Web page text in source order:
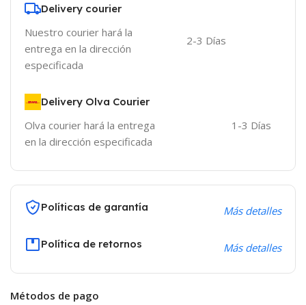
Delivery courier
Nuestro courier hará la
entrega en la dirección
especificada
2-3 Días
Delivery Olva Courier
Olva courier hará la entrega
en la dirección especificada
1-3 Días
Políticas de garantía Más detalles
Política de retornos Más detalles
Métodos de pago